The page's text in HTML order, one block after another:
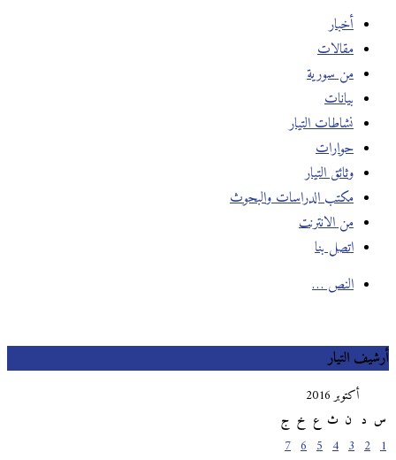
أخبار
مقالات
من سورية
بيانات
نشاطات التيار
حوارات
وثائق التيار
مكتب الدراسات والبحوث
من الانترنت
اتصل بنا
النص …
أرشيف التيار
أكتوبر 2016
س
ث خ ج